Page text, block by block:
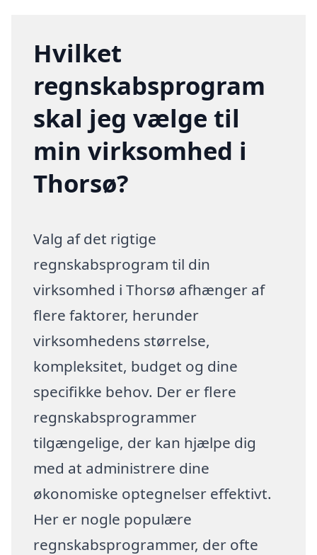
Hvilket
regnskabsprogram
skal jeg vælge til
min virksomhed i
Thorsø?
Valg af det rigtige
regnskabsprogram til din
virksomhed i Thorsø afhænger af
flere faktorer, herunder
virksomhedens størrelse,
kompleksitet, budget og dine
specifikke behov. Der er flere
regnskabsprogrammer
tilgængelige, der kan hjælpe dig
med at administrere dine
økonomiske optegnelser effektivt.
Her er nogle populære
regnskabsprogrammer, der ofte